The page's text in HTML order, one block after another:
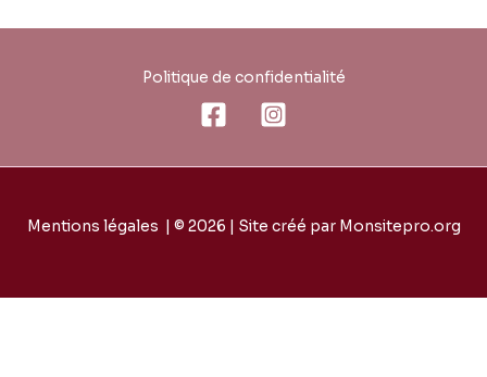
Politique de confidentialité
Mentions légales | © 2026 | Site créé par Monsitepro.org